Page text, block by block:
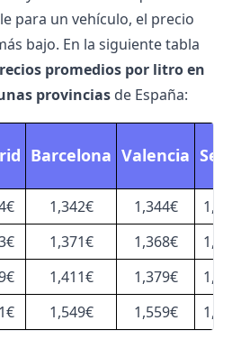
para un vehículo, el precio
bajo. En la siguiente tabla
promedios por litro en
provincias de España:
Barcelona Valencia
1,342€ 1,344€
1,371€ 1,368€
1,411€ 1,379€
1,549€ 1,559€